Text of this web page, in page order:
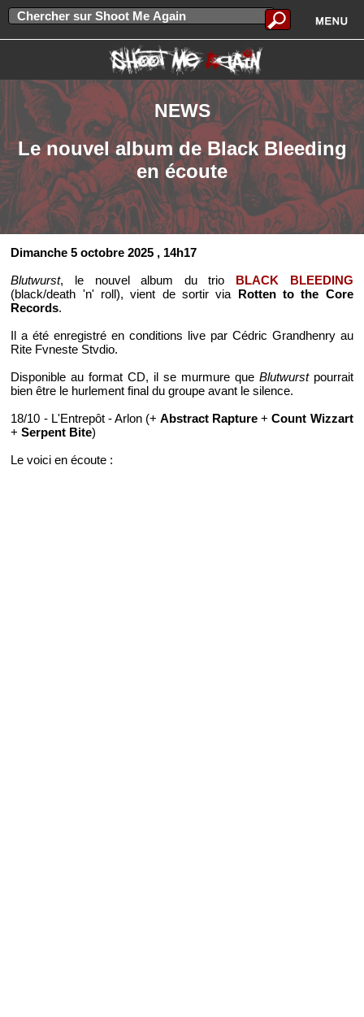
NEWS
Le nouvel album de Black Bleeding
en écoute
Dimanche 5 octobre 2025 , 14h17
Blutwurst, le nouvel album du trio BLACK BLEEDING
(black/death 'n' roll), vient de sortir via Rotten to the Core
Records.
Il a été enregistré en conditions live par Cédric Grandhenry au
Rite Fvneste Stvdio.
Disponible au format CD, il se murmure que Blutwurstpourrait
bien être le hurlement final du groupe avant le silence.
18/10 - L'Entrepôt - Arlon (+Abstract Rapture +Count Wizzart
+Serpent Bite)
Le voici en écoute :